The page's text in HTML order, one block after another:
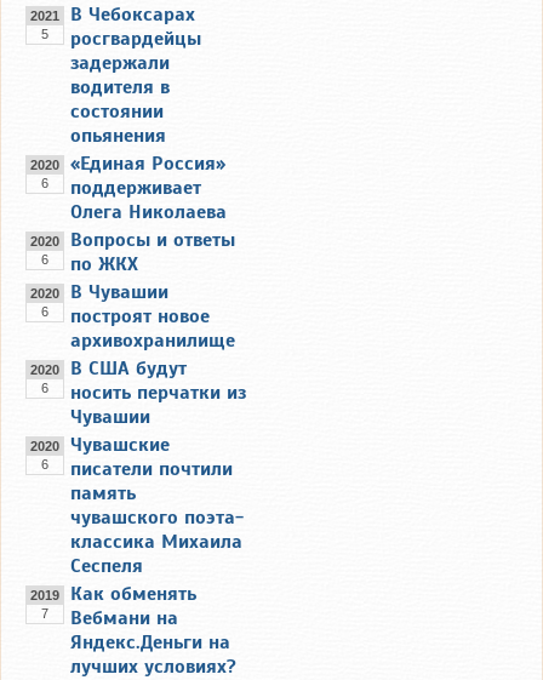
2021
5
В Чебоксарах
росгвардейцы
задержали
водителя в
состоянии
опьянения
2020
6
«Единая Россия»
поддерживает
Олега Николаева
2020
6
Вопросы и ответы
по ЖКХ
2020
6
В Чувашии
построят новое
архивохранилище
2020
6
В США будут
носить перчатки из
Чувашии
2020
6
Чувашские
писатели почтили
память
чувашского поэта-
классика Михаила
Сеспеля
2019
7
Как обменять
Вебмани на
Яндекс.Деньги на
лучших условиях?